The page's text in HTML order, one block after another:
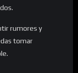
rumores y
tomar